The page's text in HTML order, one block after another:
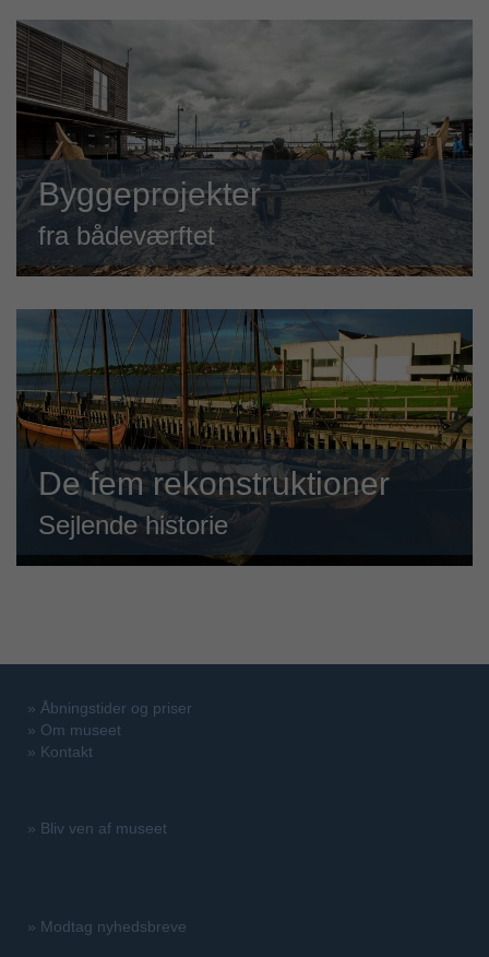
Byggeprojekter
fra bådeværftet
De fem rekonstruktioner
Sejlende historie
» Åbningstider og priser
» Om museet
» Kontakt
» Bliv ven af museet
» Modtag nyhedsbreve